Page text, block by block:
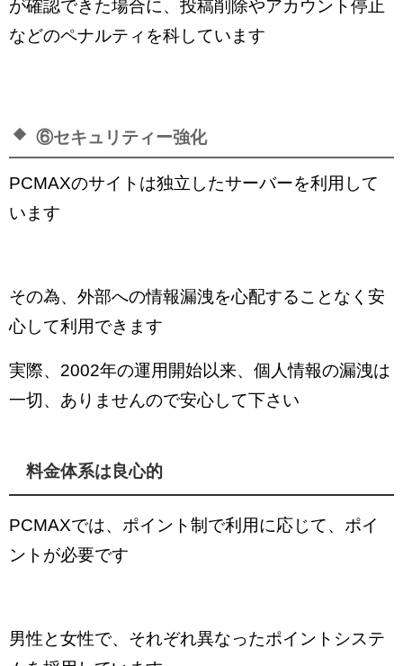
が確認できた場合に、投稿削除やアカウント停止
などのペナルティを科しています
⑥セキュリティー強化
PCMAXのサイトは独立したサーバーを利用して
います
その為、外部への情報漏洩を心配することなく安
心して利用できます
実際、2002年の運用開始以来、個人情報の漏洩は
一切、ありませんので安心して下さい
料金体系は良心的
PCMAXでは、ポイント制で利用に応じて、ポイ
ントが必要です
男性と女性で、それぞれ異なったポイントシステ